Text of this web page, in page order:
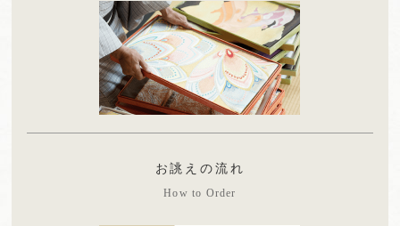
お誂えの流れ
How to Order